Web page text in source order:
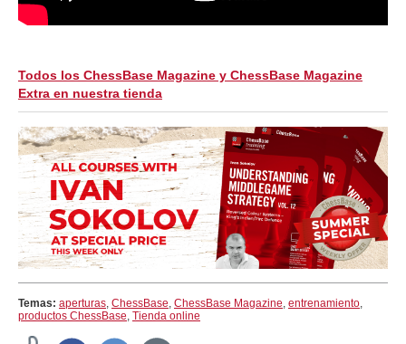
Todos los ChessBase Magazine y ChessBase Magazine
Extra en nuestra tienda
Temas: aperturas, ChessBase, ChessBase Magazine, entrenamiento,
productos ChessBase, Tienda online